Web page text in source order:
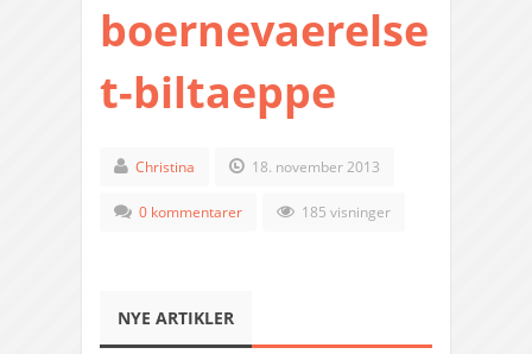
boernevaerelse
t-biltaeppe
Christina 18. november 2013
0 kommentarer 185 visninger
NYE ARTIKLER